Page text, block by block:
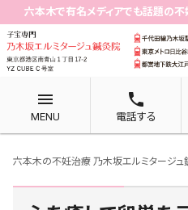
六本木で有名メディアでも話題の
menu
MENU
phone
電話する
六本木の不妊治療 乃木坂エルミタージュ